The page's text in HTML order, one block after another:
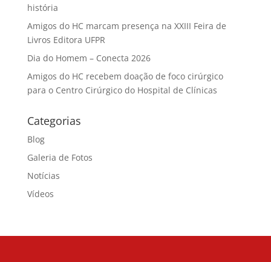
história
Amigos do HC marcam presença na XXIII Feira de
Livros Editora UFPR
Dia do Homem – Conecta 2026
Amigos do HC recebem doação de foco cirúrgico
para o Centro Cirúrgico do Hospital de Clínicas
Categorias
Blog
Galeria de Fotos
Notícias
Vídeos